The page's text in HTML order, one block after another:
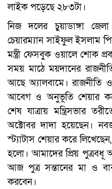
লাইক পড়েছে ২৮৩টা।
নিজ দলের চুয়াডাঙ্গা
চেয়ারম্যান সাইফুল ইসলাম
মন্ত্রী ফেসবুক ওয়ালে শোক
সময় মাঠে ময়দানের
আছে অ্যালবামে। রাজনীতি
আবেগ ও অনুভূতি শেয়ার
শেষ যাত্রায় মন্ত্রিসভার
অক্টোবর দাদা হয়েছেন।
স্ট্যাটাস শেয়ার করে
হলো। আমাদের প্রিয় পুত্রবধূ
আজ পুত্র সন্তানের মা ও
করবেন।